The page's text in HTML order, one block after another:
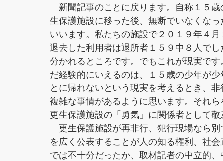
新聞記事のことに戻ります。自称１５
生保護施設に移った後、無断でいなくな
いいます。私たちの施設で２０１９年４
退去した利用者は退所者１５９中８人で
分かれるところです。でもこれが現実で
だ経験的にいえるのは、１５歳の少年が
とに帰れないという現実を考えるとき、
複雑な事情があるように思います。それ
更生保護施設の「勇気」に関係者として
更生保護施設が再非行、犯行現場なら
を広く公表することが人の知る権利、社
では不十分だったか、取材記者の中立的